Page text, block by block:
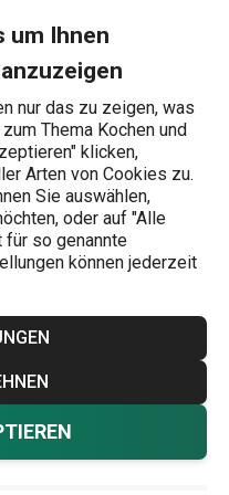
um Ihnen
nur das zu zeigen, was
Thema Kochen und
klicken,
Arten von Cookies zu.
Sie auswählen,
oder auf "Alle
für so genannte
können jederzeit
Formen und
Wir haben
sich vorstellen können
und flexible
Schneidebrett,
geschnittenem Essen.